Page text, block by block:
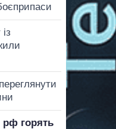
рф горять